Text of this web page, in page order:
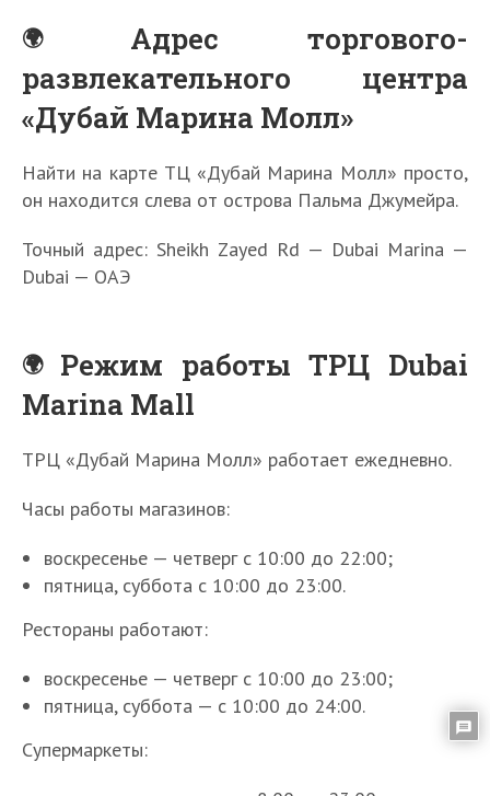
Адрес торгового-
развлекательного центра
«Дубай Марина Молл»
Найти на карте ТЦ «Дубай Марина Молл» просто,
он находится слева от острова Пальма Джумейра.
Точный адрес: Sheikh Zayed Rd — Dubai Marina —
Dubai — ОАЭ
Режим работы ТРЦ Dubai
Marina Mall
ТРЦ «Дубай Марина Молл» работает ежедневно.
Часы работы магазинов:
воскресенье — четверг с 10:00 до 22:00;
пятница, суббота с 10:00 до 23:00.
Рестораны работают:
воскресенье — четверг с 10:00 до 23:00;
пятница, суббота — с 10:00 до 24:00.
Супермаркеты: